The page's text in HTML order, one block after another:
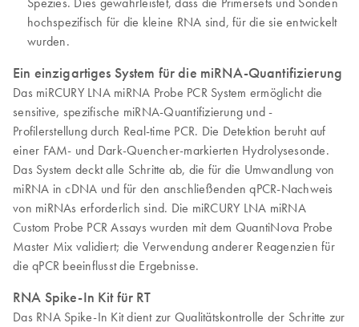
hochspezifisch für die kleine RNA sind, für die sie entwickelt
wurden.
Ein einzigartiges System für die miRNA-Quantifizierung
Das miRCURY LNA miRNA Probe PCR System ermöglicht die
sensitive, spezifische miRNA-Quantifizierung und -
Profilerstellung durch Real-time PCR. Die Detektion beruht auf
einer FAM- und Dark-Quencher-markierten Hydrolysesonde.
Das System deckt alle Schritte ab, die für die Umwandlung von
miRNA in cDNA und für den anschließenden qPCR-Nachweis
von miRNAs erforderlich sind. Die miRCURY LNA miRNA
Custom Probe PCR Assays wurden mit dem QuantiNova Probe
Master Mix validiert; die Verwendung anderer Reagenzien für
die qPCR beeinflusst die Ergebnisse.
RNA Spike-In Kit für RT
Das RNA Spike-In Kit dient zur Qualitätskontrolle der Schritte zur